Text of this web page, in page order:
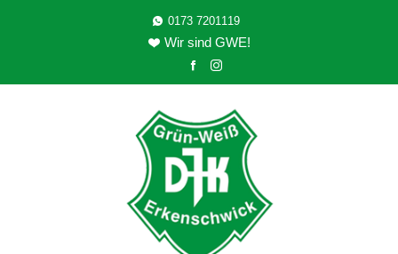
0173 7201119
Wir sind GWE!